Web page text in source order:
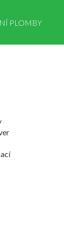
PLOMBY